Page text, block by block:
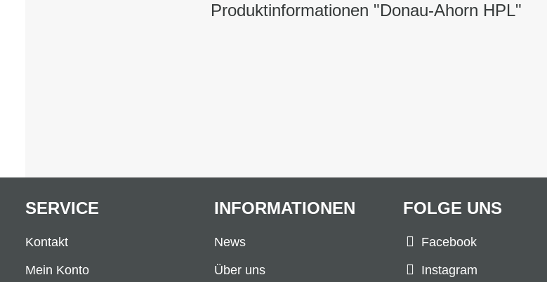
Produktinformationen "Donau-Ahorn HPL"
FOLGE UNS
Facebook
Instagram
SERVICE
Kontakt
Mein Konto
INFORMATIONEN
News
Über uns